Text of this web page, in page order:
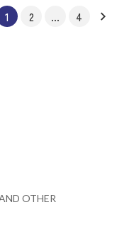
1 2 … 4
OTHER